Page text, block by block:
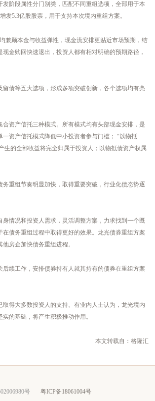
阶段属性分门别类，匹配不同重组选项，全部用于本
5.3亿股股票，用于支持本次境内重组方案。
兼顾本金与收益弹性，现金流安排更贴近市场预期，结
金购回快速退出，投资人都有相对明确的预期路径，
债等五大选项，形成多项突破创新，各个选项均有亮
资产信托三种模式。所有模式均有头部现金安排，是
资产信托模式降低中小投资者参与门槛； “以物抵
生的全部收益将完全归属于投资人；以物抵债资产权属
重组节奏明显加快，取得重要突破，行业化债态势逐
情况和投资人需求，灵活调整方案，力求找到一个既
债务重组过程中取得更好的效果。龙光债券重组方案
房企加快债务重组进程。
续工作，安排债券持有人就其持有的债券在重组方案
得大多数投资人的支持。有业内人士认为，龙光境内
的基础，将产生积极推动作用。
本文转载自：格隆汇
号 粤ICP备18061004号